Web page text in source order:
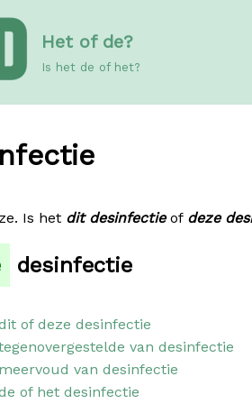
Het of de?
Is het de of het?
Is het dit desinfectieof deze
desinfectie
of deze desinfectie
van desinfectie
meervoud van desinfectie
of het desinfectie